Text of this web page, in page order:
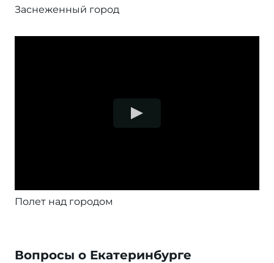
Заснеженный город
Полет над городом
Вопросы о Екатеринбурге